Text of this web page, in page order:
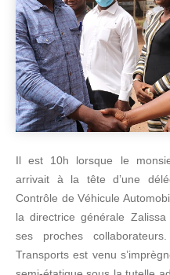
Il est 10h lorsque le
arrivait à la tête d’une
Contrôle de Véhicule
la directrice générale Zalissa
ses proches
Transports est venu